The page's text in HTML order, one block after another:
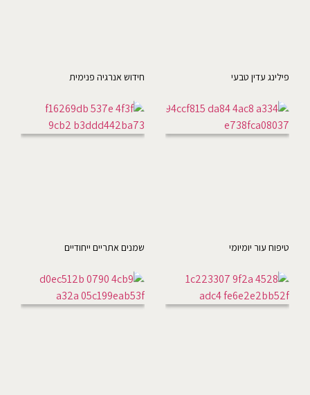
פילינג עדין טבעי חידוש אנרגיה פנימית
טיפוח עור יומיומי שמנים אתריים ייחודיים